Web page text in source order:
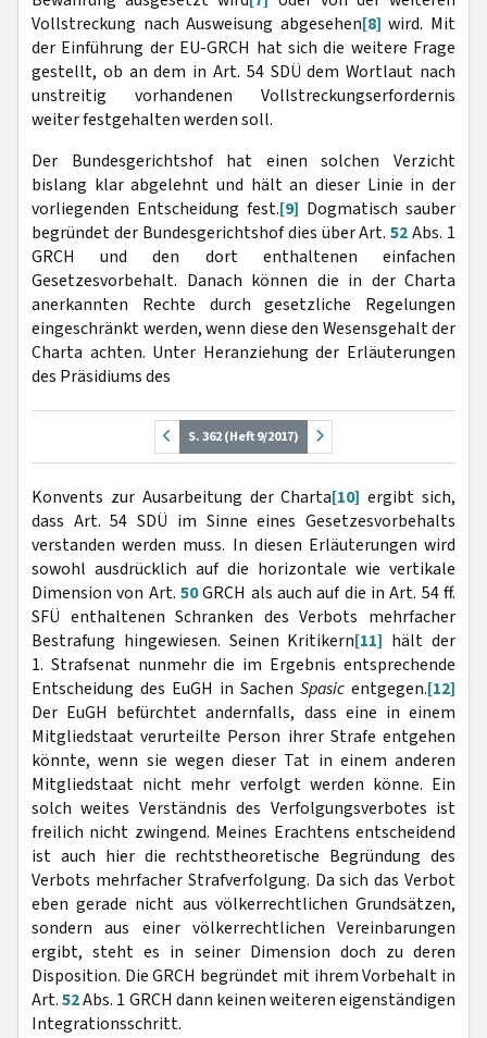
Vollstreckung nach Ausweisung abgesehen[8] wird. Mit
der Einführung der EU-GRCH hat sich die weitere Frage
gestellt, ob an dem in Art. 54 SDÜ dem Wortlaut nach
unstreitig vorhandenen Vollstreckungserfordernis
weiter festgehalten werden soll.
Der Bundesgerichtshof hat einen solchen Verzicht
bislang klar abgelehnt und hält an dieser Linie in der
vorliegenden Entscheidung fest.[9] Dogmatisch sauber
begründet der Bundesgerichtshof dies über Art.52Abs. 1
GRCH und den dort enthaltenen einfachen
Gesetzesvorbehalt. Danach können die in der Charta
anerkannten Rechte durch gesetzliche Regelungen
eingeschränkt werden, wenn diese den Wesensgehalt der
Charta achten. Unter Heranziehung der Erläuterungen
des Präsidiums des
S. 362 (Heft 9/2017)
Konvents zur Ausarbeitung der Charta[10] ergibt sich,
dass Art. 54 SDÜ im Sinne eines Gesetzesvorbehalts
verstanden werden muss. In diesen Erläuterungen wird
sowohl ausdrücklich auf die horizontale wie vertikale
Dimension von Art. 50GRCH als auch auf die in Art. 54 ff.
SFÜ enthaltenen Schranken des Verbots mehrfacher
Bestrafung hingewiesen. Seinen Kritikern[11] hält der
1. Strafsenat nunmehr die im Ergebnis entsprechende
Entscheidung des EuGH in Sachen Spasic entgegen.[12]
Der EuGH befürchtet andernfalls, dass eine in einem
Mitgliedstaat verurteilte Person ihrer Strafe entgehen
könnte, wenn sie wegen dieser Tat in einem anderen
Mitgliedstaat nicht mehr verfolgt werden könne. Ein
solch weites Verständnis des Verfolgungsverbotes ist
freilich nicht zwingend. Meines Erachtens entscheidend
ist auch hier die rechtstheoretische Begründung des
Verbots mehrfacher Strafverfolgung. Da sich das Verbot
eben gerade nicht aus völkerrechtlichen Grundsätzen,
sondern aus einer völkerrechtlichen Vereinbarungen
ergibt, steht es in seiner Dimension doch zu deren
Disposition. Die GRCH begründet mit ihrem Vorbehalt in
Art.52Abs. 1 GRCH dann keinen weiteren eigenständigen
Integrationsschritt.